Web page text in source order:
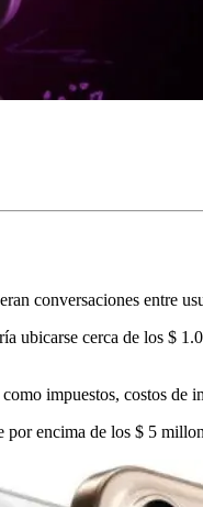
conversaciones entre
cerca de los $
impuestos, costos
encima de los $ 5